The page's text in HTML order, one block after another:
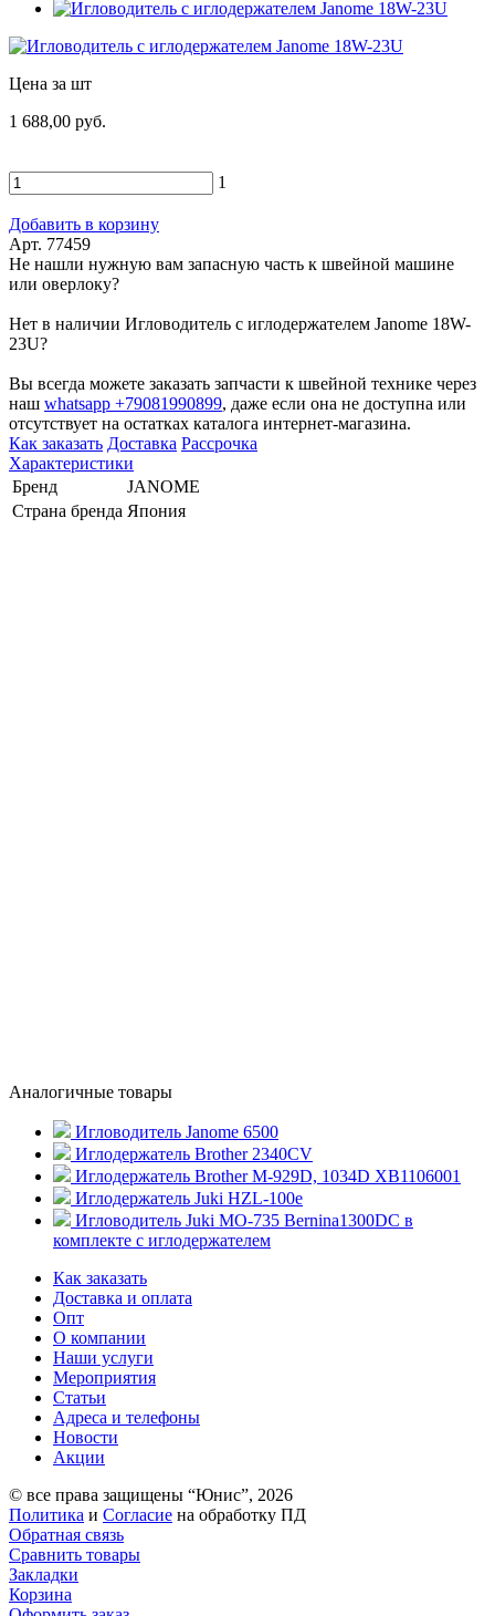
Цена за шт
1 688,00 руб.
1
Добавить в корзину
Арт. 77459
Не нашли нужную вам запасную часть к швейной машине
или оверлоку?
Нет в наличии Игловодитель с иглодержателем Janome 18W-
23U?
Вы всегда можете заказать запчасти к швейной технике через
наш whatsapp +79081990899, даже если она не доступна или
отсутствует на остатках каталога интернет-магазина.
Как заказать Доставка Рассрочка
Характеристики
Бренд
JANOME
Страна бренда Япония
Аналогичные товары
Игловодитель Janome 6500
Иглодержатель Brother 2340CV
Иглодержатель Brother M-929D, 1034D XB1106001
Иглодержатель Juki HZL-100e
Игловодитель Juki MO-735 Bernina1300DC в
комплекте с иглодержателем
Как заказать
Доставка и оплата
Опт
О компании
Наши услуги
Мероприятия
Статьи
Адреса и телефоны
Новости
Акции
© все права защищены “Юнис”, 2026
Политика и Согласие на обработку ПД
Обратная связь
Сравнить товары
Закладки
Корзина